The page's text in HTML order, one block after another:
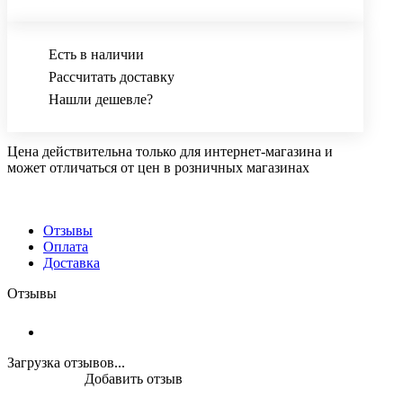
Есть в наличии
Рассчитать доставку
Нашли дешевле?
Цена действительна только для интернет-магазина и
может отличаться от цен в розничных магазинах
Отзывы
Оплата
Доставка
Отзывы
Загрузка отзывов...
Добавить отзыв